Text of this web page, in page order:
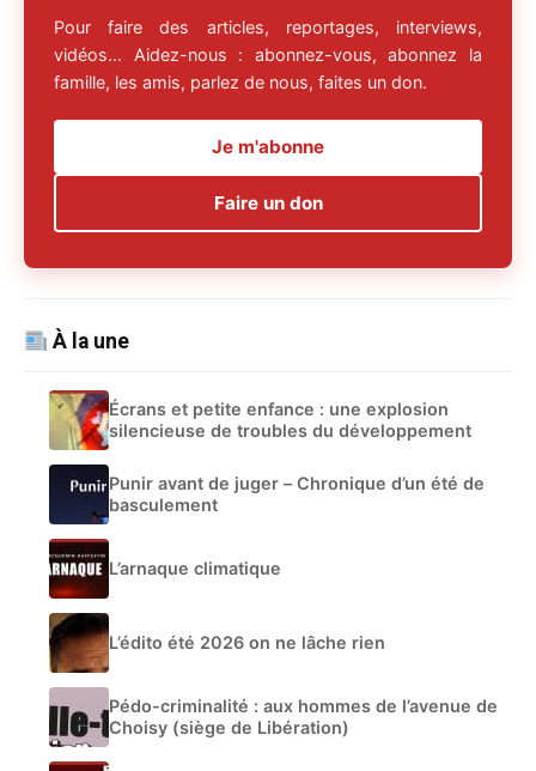
Pour faire des articles, reportages, interviews,
vidéos… Aidez-nous : abonnez-vous, abonnez la
famille, les amis, parlez de nous, faites un don.
Je m'abonne
Faire un don
À la une
Écrans et petite enfance : une explosion
silencieuse de troubles du développement
Punir avant de juger – Chronique d’un été de
basculement
L’arnaque climatique
L’édito été 2026 on ne lâche rien
Pédo-criminalité : aux hommes de l’avenue de
Choisy (siège de Libération)